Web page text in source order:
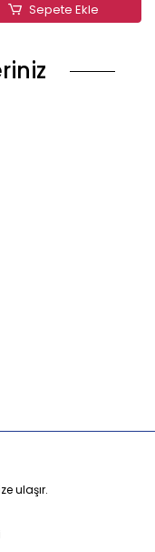
Sepete Ekle
ulaşır.